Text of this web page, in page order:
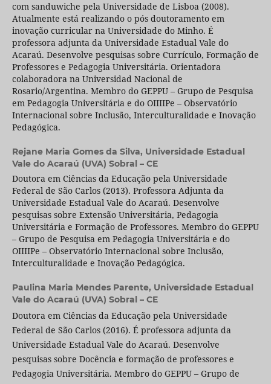
com sanduwiche pela Universidade de Lisboa (2008).
Atualmente está realizando o pós doutoramento em
inovação curricular na Universidade do Minho. É
professora adjunta da Universidade Estadual Vale do
Acaraú. Desenvolve pesquisas sobre Currículo, Formação de
Professores e Pedagogia Universitária. Orientadora
colaboradora na Universidad Nacional de
Rosario/Argentina. Membro do GEPPU – Grupo de Pesquisa
em Pedagogia Universitária e do OIIIIPe – Observatório
Internacional sobre Inclusão, Interculturalidade e Inovação
Pedagógica.
Rejane Maria Gomes da Silva, Universidade Estadual
Vale do Acaraú (UVA) Sobral – CE
Doutora em Ciências da Educação pela Universidade
Federal de São Carlos (2013). Professora Adjunta da
Universidade Estadual Vale do Acaraú. Desenvolve
pesquisas sobre Extensão Universitária, Pedagogia
Universitária e Formação de Professores. Membro do GEPPU
– Grupo de Pesquisa em Pedagogia Universitária e do
OIIIIPe – Observatório Internacional sobre Inclusão,
Interculturalidade e Inovação Pedagógica.
Paulina Maria Mendes Parente, Universidade Estadual
Vale do Acaraú (UVA) Sobral – CE
Doutora em Ciências da Educação pela Universidade
Federal de São Carlos (2016). É professora adjunta da
Universidade Estadual Vale do Acaraú. Desenvolve
pesquisas sobre Docência e formação de professores e
Pedagogia Universitária. Membro do GEPPU – Grupo de